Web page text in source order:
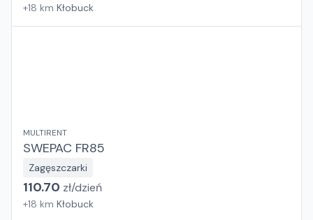
+18 km Kłobuck
MULTIRENT
SWEPAC FR85
Zagęszczarki
110.70 zł/dzień
+18 km Kłobuck